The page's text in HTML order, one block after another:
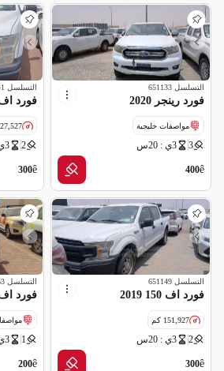
التسلسل 651133
فورد رينجر 2020
مواصفات خليجية
3 3ي : 20س
ê
400
التسلسل
فورد اف 150
127,527
2 3ي : 20س
ê
300
التسلسل 651149
فورد اف 150 2019
151,927 كم
2 3ي : 20س
ê
300
التسلسل
فورد اف 150
1 3ي : 20س
ê
200